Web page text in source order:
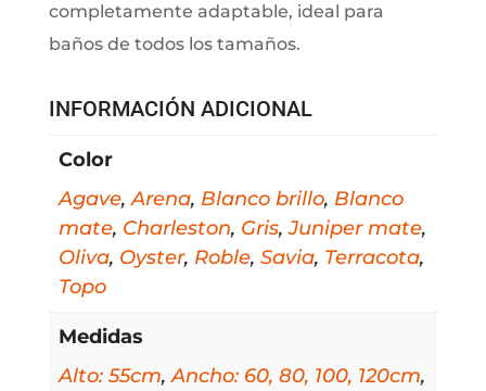
completamente adaptable, ideal para
baños de todos los tamaños.
INFORMACIÓN ADICIONAL
Color
Agave,Arena, Blanco brillo, Blanco
mate, Charleston, Gris,Juniper mate,
Oliva, Oyster, Roble, Savia, Terracota,
Topo
Medidas
Alto: 55cm,Ancho: 60, 80, 100, 120cm,